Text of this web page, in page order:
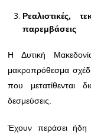
Ρεαλιστικές,
παρεμβάσεις
Η Δυτική
μακροπρόθεσμα
που μετατίθενται
δεσμεύσεις.
Έχουν περάσει ήδη